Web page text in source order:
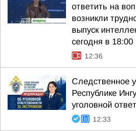
ответить на
возникли
выпуск
сегодня в
12:36
Следственное
Республике
уголовной
12:33